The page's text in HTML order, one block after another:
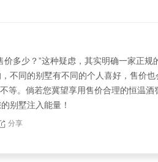
价多少？”这种疑虑，其实明确一家正
不同的别墅有不同的个人喜好，售价
等。倘若您冀望享用售价合理的恒温
别墅注入能量！
分享